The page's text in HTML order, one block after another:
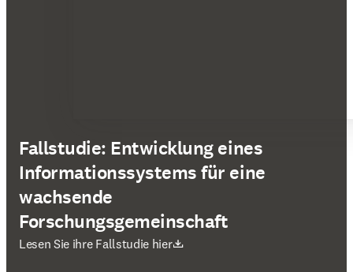
Fallstudie: Entwicklung eines
Informationssystems für eine
wachsende
Forschungsgemeinschaft
Lesen Sie ihre Fallstudie hier
Wird in neuem Tab/Fenster geöffnet